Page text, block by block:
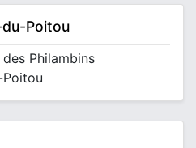
Poitou
Philambins